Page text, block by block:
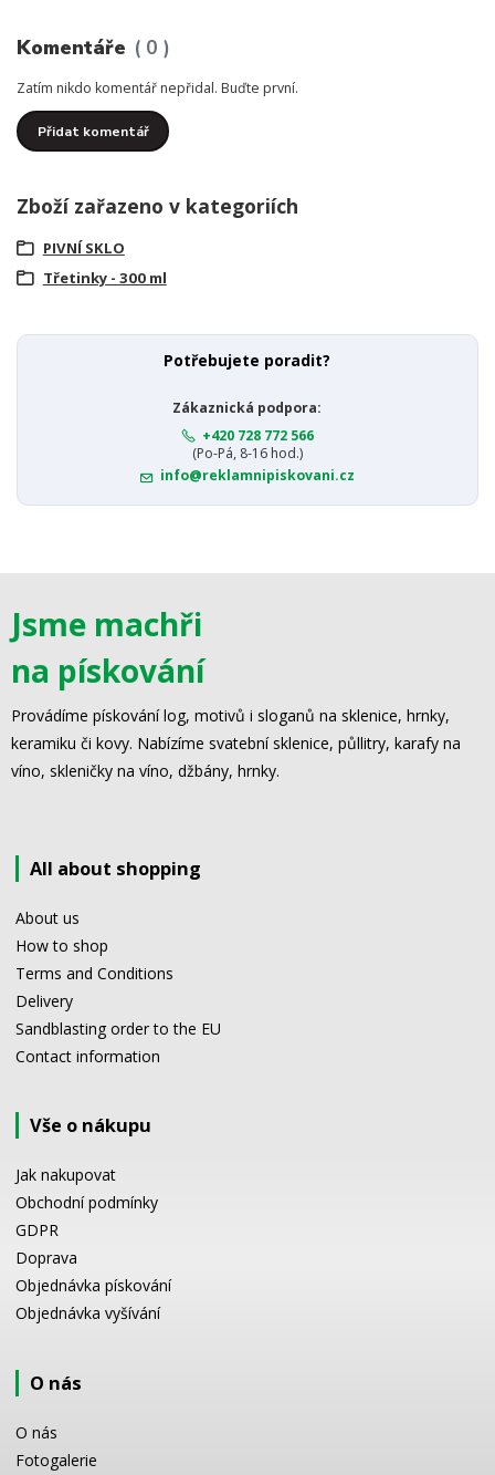
Komentáře 0
Zatím nikdo komentář nepřidal. Buďte první.
Přidat komentář
Zboží zařazeno v kategoriích
PIVNÍ SKLO
Třetinky - 300 ml
Potřebujete poradit?
Zákaznická podpora:
+420 728 772 566
(Po-Pá, 8-16 hod.)
info@reklamnipiskovani.cz
Jsme machři
na pískování
Provádíme pískování log, motivů i sloganů na sklenice, hrnky,
keramiku či kovy. Nabízíme svatební sklenice, půllitry, karafy na
víno, skleničky na víno, džbány, hrnky.
All about shopping
About us
How to shop
Terms and Conditions
Delivery
Sandblasting order to the EU
Contact information
Vše o nákupu
Jak nakupovat
Obchodní podmínky
GDPR
Doprava
Objednávka pískování
Objednávka vyšívání
O nás
O nás
Fotogalerie